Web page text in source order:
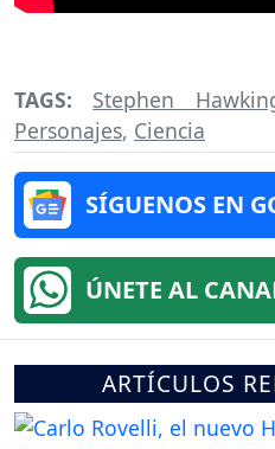
TAGS: Stephen
Personajes, Ciencia
SÍGUENOS EN
ÚNETE AL
ARTÍCULOS